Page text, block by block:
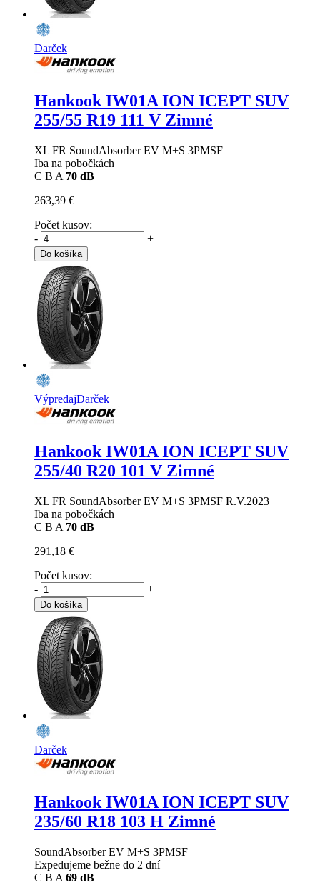
Darček
Hankook IW01A ION ICEPT SUV
255/55 R19 111 V Zimné
XL FR SoundAbsorber EV M+S 3PMSF
Iba na pobočkách
C B A 70 dB
263,39 €
Počet kusov:
-
+
Do košíka
VýpredajDarček
Hankook IW01A ION ICEPT SUV
255/40 R20 101 V Zimné
XL FR SoundAbsorber EV M+S 3PMSF R.V.2023
Iba na pobočkách
C B A 70 dB
291,18 €
Počet kusov:
-
+
Do košíka
Darček
Hankook IW01A ION ICEPT SUV
235/60 R18 103 H Zimné
SoundAbsorber EV M+S 3PMSF
Expedujeme bežne do 2 dní
C B A 69 dB